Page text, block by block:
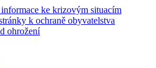
ke krizovým situacím
k ochraně obyvatelstva
ohrožení